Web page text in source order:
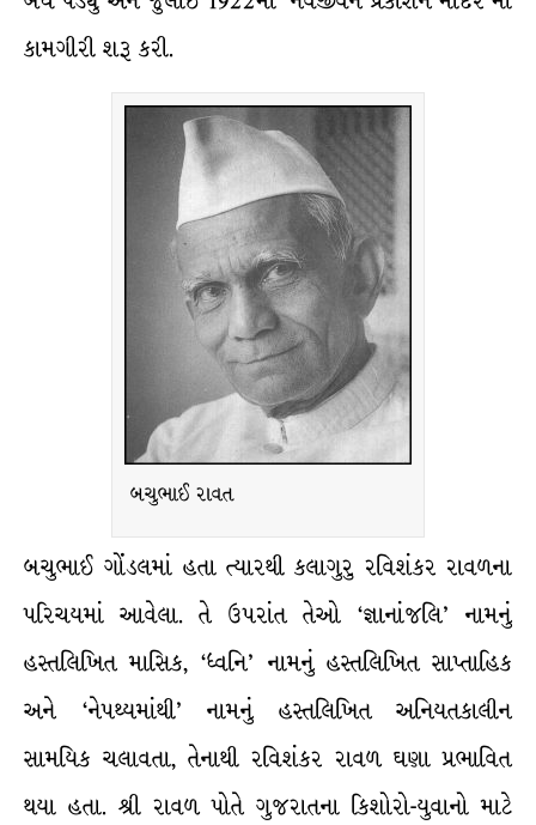
કામગીરી શરૂ કરી.
બચુભાઈ રાવત
બચુભાઈ ગોંડલમાં હતા ત્યારથી કલાગુરુ રવિશંકર રાવળના
પરિચયમાં આવેલા. તે ઉપરાંત તેઓ ‘જ્ઞાનાંજલિ’ નામનું
હસ્તલિખિત માસિક, ‘ધ્વનિ’ નામનું હસ્તલિખિત સાપ્તાહિક
અને ‘નેપથ્યમાંથી’ નામનું હસ્તલિખિત અનિયતકાલીન
સામયિક ચલાવતા, તેનાથી રવિશંકર રાવળ ઘણા પ્રભાવિત
થયા હતા. શ્રી રાવળ પોતે ગુજરાતના કિશોરો-યુવાનો માટે